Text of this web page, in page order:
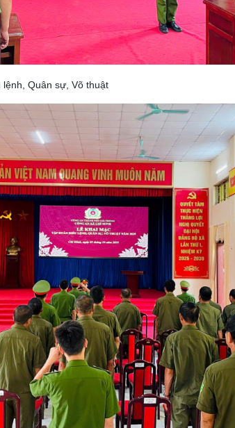
Quân sự, Võ thuật